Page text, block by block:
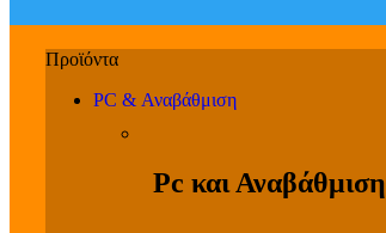
PC & Αναβάθμιση
Pc και Αναβάθμιση